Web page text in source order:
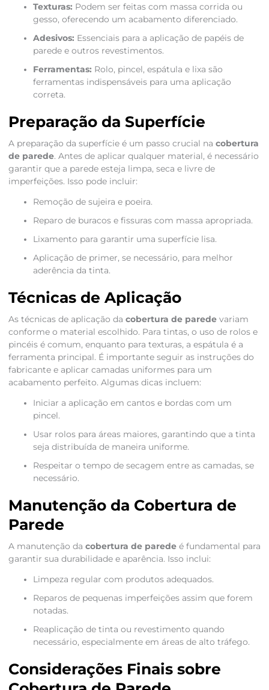
Texturas: Podem ser feitas com massa corrida ou
gesso, oferecendo um acabamento diferenciado.
Adesivos: Essenciais para a aplicação de papéis de
parede e outros revestimentos.
Ferramentas: Rolo, pincel, espátula e lixa são
ferramentas indispensáveis para uma aplicação
correta.
Preparação da Superfície
A preparação da superfície é um passo crucial na cobertura
de parede. Antes de aplicar qualquer material, é necessário
garantir que a parede esteja limpa, seca e livre de
imperfeições. Isso pode incluir:
Remoção de sujeira e poeira.
Reparo de buracos e fissuras com massa apropriada.
Lixamento para garantir uma superfície lisa.
Aplicação de primer, se necessário, para melhor
aderência da tinta.
Técnicas de Aplicação
As técnicas de aplicação da cobertura de paredevariam
conforme o material escolhido. Para tintas, o uso de rolos e
pincéis é comum, enquanto para texturas, a espátula é a
ferramenta principal. É importante seguir as instruções do
fabricante e aplicar camadas uniformes para um
acabamento perfeito. Algumas dicas incluem:
Iniciar a aplicação em cantos e bordas com um
pincel.
Usar rolos para áreas maiores, garantindo que a tinta
seja distribuída de maneira uniforme.
Respeitar o tempo de secagem entre as camadas, se
necessário.
Manutenção da Cobertura de
Parede
A manutenção da cobertura de paredeé fundamental para
garantir sua durabilidade e aparência. Isso inclui:
Limpeza regular com produtos adequados.
Reparos de pequenas imperfeições assim que forem
notadas.
Reaplicação de tinta ou revestimento quando
necessário, especialmente em áreas de alto tráfego.
Considerações Finais sobre